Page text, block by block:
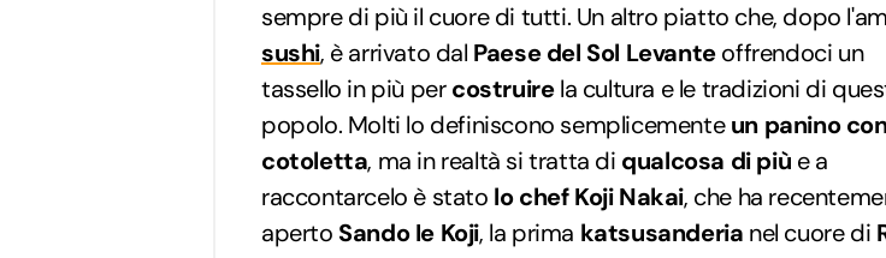
sempre di più il cuore di tutti. Un altro piatto che, dopo
sushi, è arrivato dal Paese del Sol Levanteoffrendoci un
tassello in più percostruirela cultura e le tradizioni di
popolo. Molti lo definiscono semplicementeun panino
cotoletta, ma in realtà si tratta di qualcosa di più e a
raccontarcelo è stato lo chef Koji Nakai, che ha
aperto Sando Ie Koji, la prima katsusanderia nel cuore di